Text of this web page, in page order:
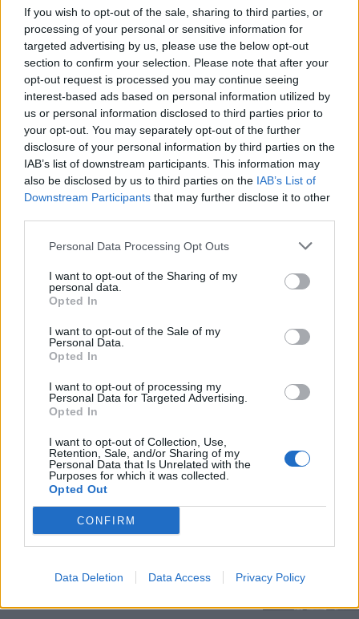
If you wish to opt-out of the sale, sharing to third parties, or
processing of your personal or sensitive information for
targeted advertising by us, please use the below opt-out
section to confirm your selection. Please note that after your
opt-out request is processed you may continue seeing
interest-based ads based on personal information utilized by
us or personal information disclosed to third parties prior to
your opt-out. You may separately opt-out of the further
disclosure of your personal information by third parties on the
IAB’s list of downstream participants. This information may
also be disclosed by us to third parties on the IAB’s List of
Downstream Participants that may further disclose it to other
Personal Data Processing Opt Outs
I want to opt-out of the Sharing of my
personal data.
Opted In
I want to opt-out of the Sale of my
Personal Data.
Opted In
I want to opt-out of processing my
Personal Data for Targeted Advertising.
Opted In
I want to opt-out of Collection, Use,
Retention, Sale, and/or Sharing of my
Personal Data that Is Unrelated with the
Purposes for which it was collected.
Opted Out
CONFIRM
Data Deletion Data Access Privacy Policy
TOURNÉE
I Måneskin raddoppiano a Roma
e Milano. Quando parte la
prevendita
18/11/2022
SCONFITTI
Milan ko in Champions. Il Chelsea
FEBBRE ROCK
Ligabue live a Roma e Milano.
biglietti
07/10/2022
ANCORA CONTAGI
Stones cancellano il live di
Amsterdam. Paura per Milano
13/06/2022
IDOLO
Elton John tradisce la Regina